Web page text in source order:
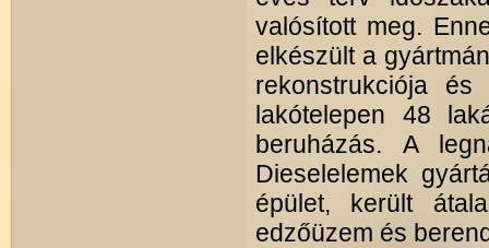
valósított meg.
elkészült a
rekonstrukciója
lakótelepen 48
beruházás. A
Dieselelemek
épület, került
edzőüzem és